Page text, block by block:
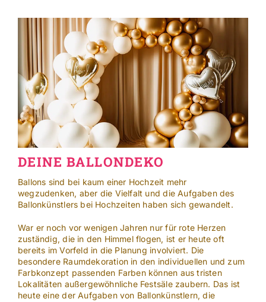
content
DEINE BALLONDEKO
Ballons sind bei kaum einer Hochzeit mehr
wegzudenken, aber die Vielfalt und die Aufgaben des
Ballonkünstlers bei Hochzeiten haben sich gewandelt.
War er noch vor wenigen Jahren nur für rote Herzen
zuständig, die in den Himmel flogen, ist er heute oft
bereits im Vorfeld in die Planung involviert. Die
besondere Raumdekoration in den individuellen und zum
Farbkonzept passenden Farben können aus tristen
Lokalitäten außergewöhnliche Festsäle zaubern. Das ist
heute eine der Aufgaben von Ballonkünstlern, die